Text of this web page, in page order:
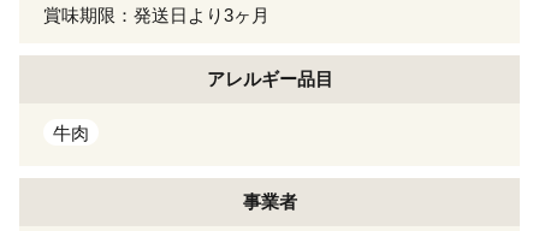
賞味期限：発送日より3ヶ月
アレルギー品目
牛肉
事業者